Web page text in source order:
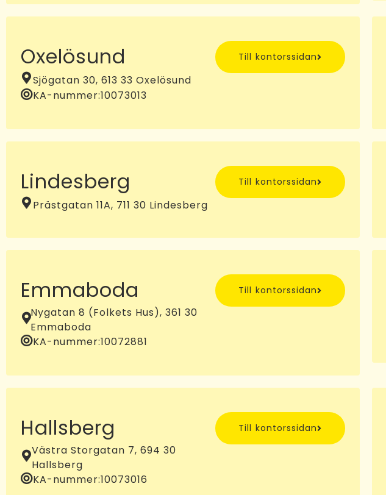
Oxelösund
Sjögatan 30, 613 33 Oxelösund
KA-nummer:10073013
Till kontorssidan
Lindesberg
Prästgatan 11A, 711 30 Lindesberg
Till kontorssidan
Emmaboda
Nygatan 8 (Folkets Hus), 361 30
Emmaboda
KA-nummer:10072881
Till kontorssidan
Hallsberg
Västra Storgatan 7, 694 30
Hallsberg
KA-nummer:10073016
Till kontorssidan